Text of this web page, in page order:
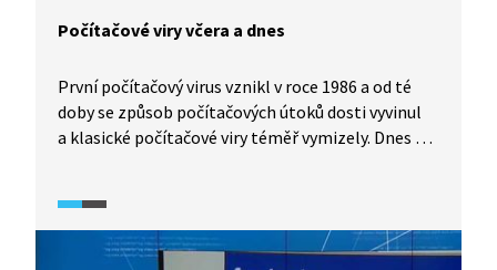
Počítačové viry včera a dnes
První počítačový virus vznikl v roce 1986 a od té
doby se způsob počítačových útoků dosti vyvinul
a klasické počítačové viry téměř vymizely. Dnes se
s odborníkem z firmy zabývající se ochranou proti
počítačovým útokům nastíní dnešní praktiky
počítačových podvodníků a možnou ochranu proti